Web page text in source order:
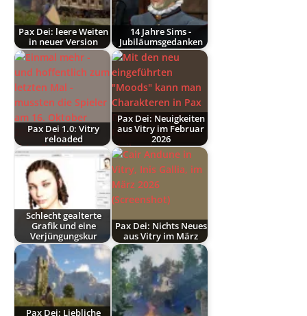
Pax Dei: leere Weiten
in neuer Version
14 Jahre Sims -
Jubiläumsgedanken
Pax Dei 1.0: Vitry
reloaded
Pax Dei: Neuigkeiten
aus Vitry im Februar
2026
Schlecht gealterte
Grafik und eine
Verjüngungskur
Pax Dei: Nichts Neues
aus Vitry im März
Pax Dei: Liebliche